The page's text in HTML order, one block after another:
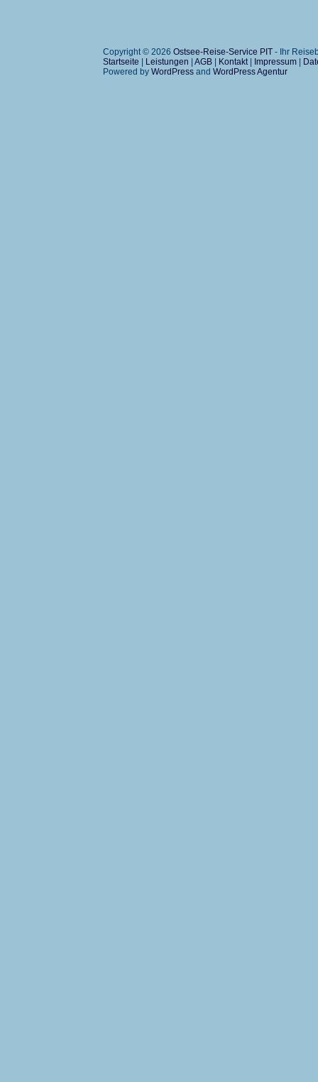
Copyright © 2026 Ostsee-Reise-Service PIT - Ihr
Startseite
Leistungen AGB Kontakt| Impressum
Powered by WordPress and WordPress Agentur